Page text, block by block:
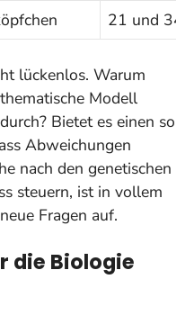
21 und 34
lückenlos. Warum
Modell
Bietet es einen so
Abweichungen
nach den genetischen
steuern, ist in vollem
Fragen auf.
die Biologie